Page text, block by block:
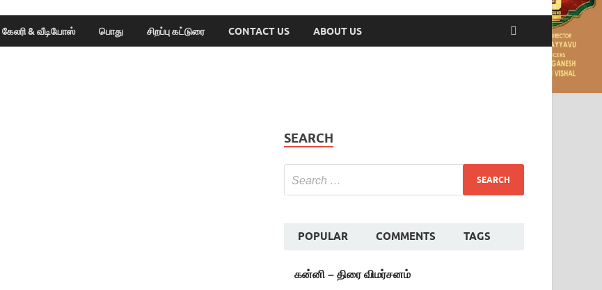
கேலரி & வீடியோஸ் பொது சிறப்பு கட்டுரை CONTACT US ABOUT US
SEARCH
POPULAR COMMENTS TAGS
கன்னி – திரை விமர்சனம்